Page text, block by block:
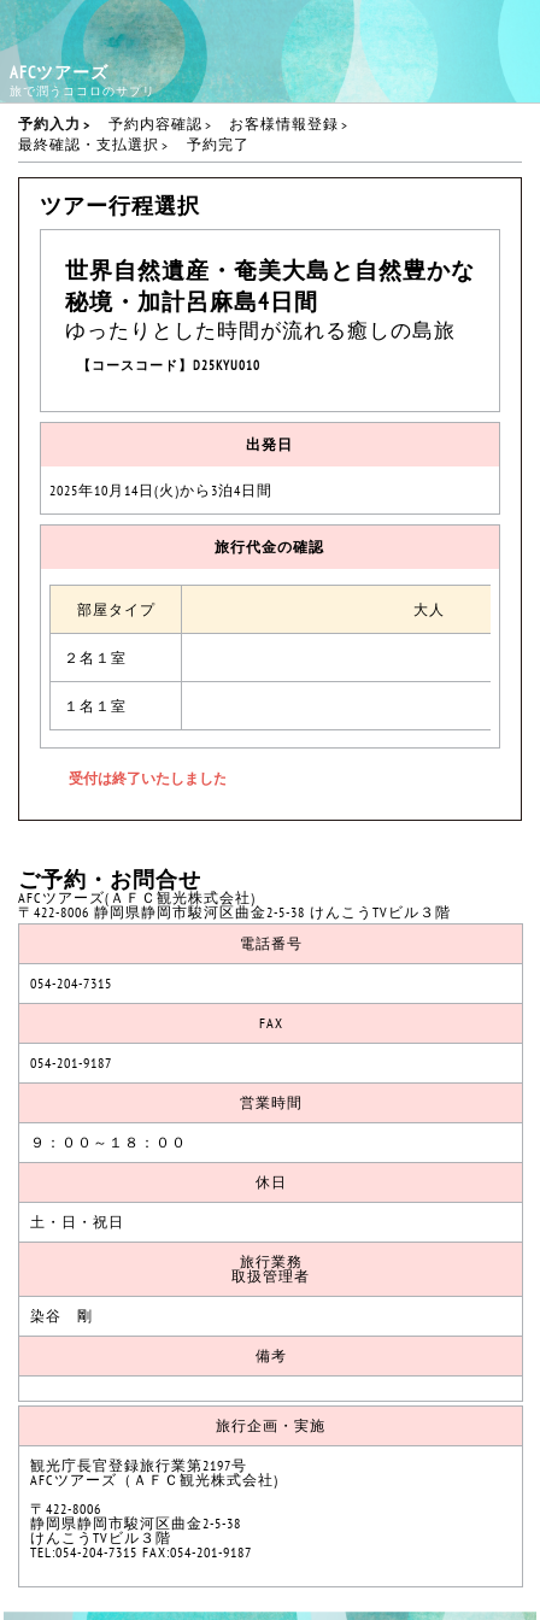
AFCツアーズ
旅で潤うココロのサプリ
予約入力 予約内容確認
お客様情報登録
最終確認・支払選択
予約完了
ツアー行程選択
世界自然遺産・奄美大島と自然豊かな
秘境・加計呂麻島4日間
ゆったりとした時間が流れる癒しの島旅
【コースコード】D25KYU010
出発日
2025年10月14日(火)から3泊4日間
旅行代金の確認
部屋タイプ 大人
２名１室
１名１室
ご予約・お問合せ
AFCツアーズ(ＡＦＣ観光株式会社)
〒422-8006 静岡県静岡市駿河区曲金2-5-38 けんこうTVビル３階
電話番号
054-204-7315
FAX
054-201-9187
営業時間
９：００～１８：００
休日
土・日・祝日
旅行業務
取扱管理者
染谷 剛
備考
旅行企画・実施
観光庁長官登録旅行業第2197号
AFCツアーズ（ＡＦＣ観光株式会社)
〒422-8006
静岡県静岡市駿河区曲金2-5-38
けんこうTVビル３階
TEL:054-204-7315 FAX:054-201-9187